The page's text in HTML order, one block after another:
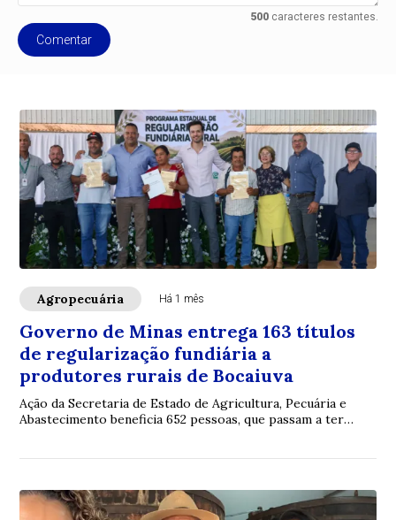
500caracteres restantes.
Comentar
Agropecuária Há 1 mês
Governo de Minas entrega 163 títulos
de regularização fundiária a
produtores rurais de Bocaiuva
Ação da Secretaria de Estado de Agricultura, Pecuária e
Abastecimento beneficia 652 pessoas, que passam a ter